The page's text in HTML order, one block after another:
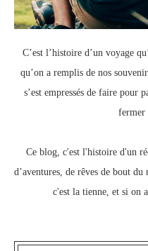
C’est l’histoire d’un voyage
qu’on a remplis de nos
s’est empressés de faire pour
fermer
Ce blog, c'est l'histoire d'un
d’aventures, de rêves de bout du
c'est la tienne, et si on